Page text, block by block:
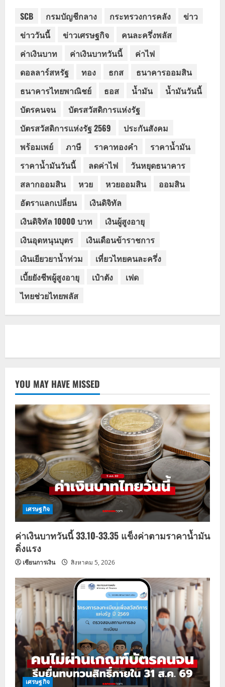
SCB กรมบัญชีกลาง กระทรวงการคลัง
ข่าว
ข่าววันนี้
ข่าวเศรษฐกิจ
คนละครึ่งพลัส
ค่าเงินบาท
ค่าเงินบาทวันนี้
ค่าไฟ
ดอลลาร์สหรัฐ
ทอง ธกส
ธนาคารออมสิน
ธนาคารไทยพาณิชย์
ธอส น้ำมัน
น้ำมันวันนี้
บัตรคนจน
บัตรสวัสดิการแห่งรัฐ
บัตรสวัสดิการแห่งรัฐ 2569
ประกันสังคม
พร้อมเพย์
ภาษี ราคาทองคำ
ราคาน้ำมัน
ราคาน้ำมันวันนี้
ลดค่าไฟ
วันหยุดธนาคาร
สลากออมสิน
หวย หวยออมสิน
ออมสิน
อัตราแลกเปลี่ยน
เงินดิจิทัล
เงินดิจิทัล 10000 บาท
เงินผู้สูงอายุ
เงินอุดหนุนบุตร
เงินเดือนข้าราชการ
เงินเยียวยาน้ำท่วม
เที่ยวไทยคนละครึ่ง
เบี้ยยังชีพผู้สูงอายุ
เป๋าตัง
เฟด
ไทยช่วยไทยพลัส
YOU MAY HAVE MISSED
เศรษฐกิจ
ค่าเงินบาทวันนี้ 33.10-33.35 แข็งค่าตามราคาน้ำมัน
ดิ่งแรง
เซียนการเงิน สิงหาคม 5, 2026
เศรษฐกิจ